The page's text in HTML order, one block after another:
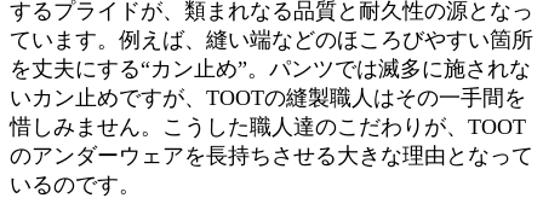
するプライドが、類まれなる品質と耐久性の源となっ
ています。例えば、縫い端などのほころびやすい箇所
を丈夫にする“カン止め”。パンツでは滅多に施されな
いカン止めですが、TOOTの縫製職人はその一手間を
惜しみません。こうした職人達のこだわりが、TOOT
のアンダーウェアを長持ちさせる大きな理由となって
いるのです。